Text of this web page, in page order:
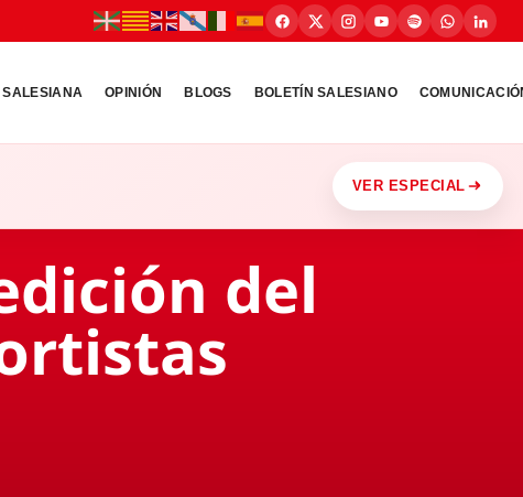
SALESIANA OPINIÓN BLOGS BOLETÍN SALESIANO
VER ESPECIAL
del